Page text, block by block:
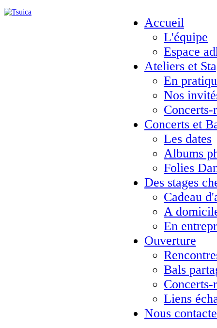
Accueil
L'équipe
Espace
Ateliers et
En
Nos
Concerts-
Concerts et
Les dates
Albums
Folies
Des stages
Cadeau
A
En
Ouverture
Bals
Concerts-
Liens
Nous